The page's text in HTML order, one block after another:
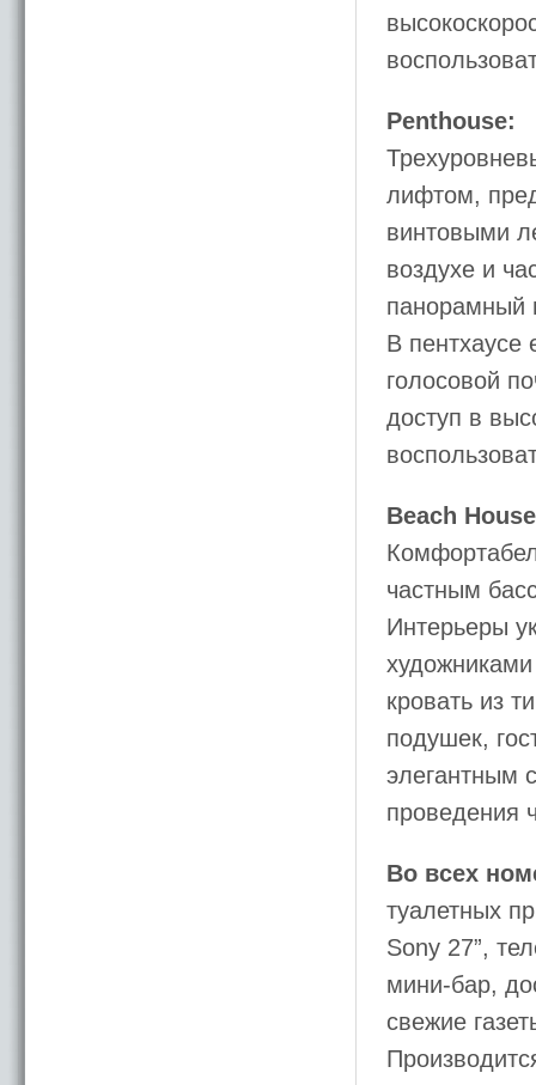
Penthouse:
лифтом,
винтовыми
воздухе и
панорамный
В пентхаусе
голосовой
доступ в
Beach
частным
Интерьеры
кровать из
подушек,
элегантным
проведения
Во всех
туалетных
Sony 27”,
мини-бар,
свежие